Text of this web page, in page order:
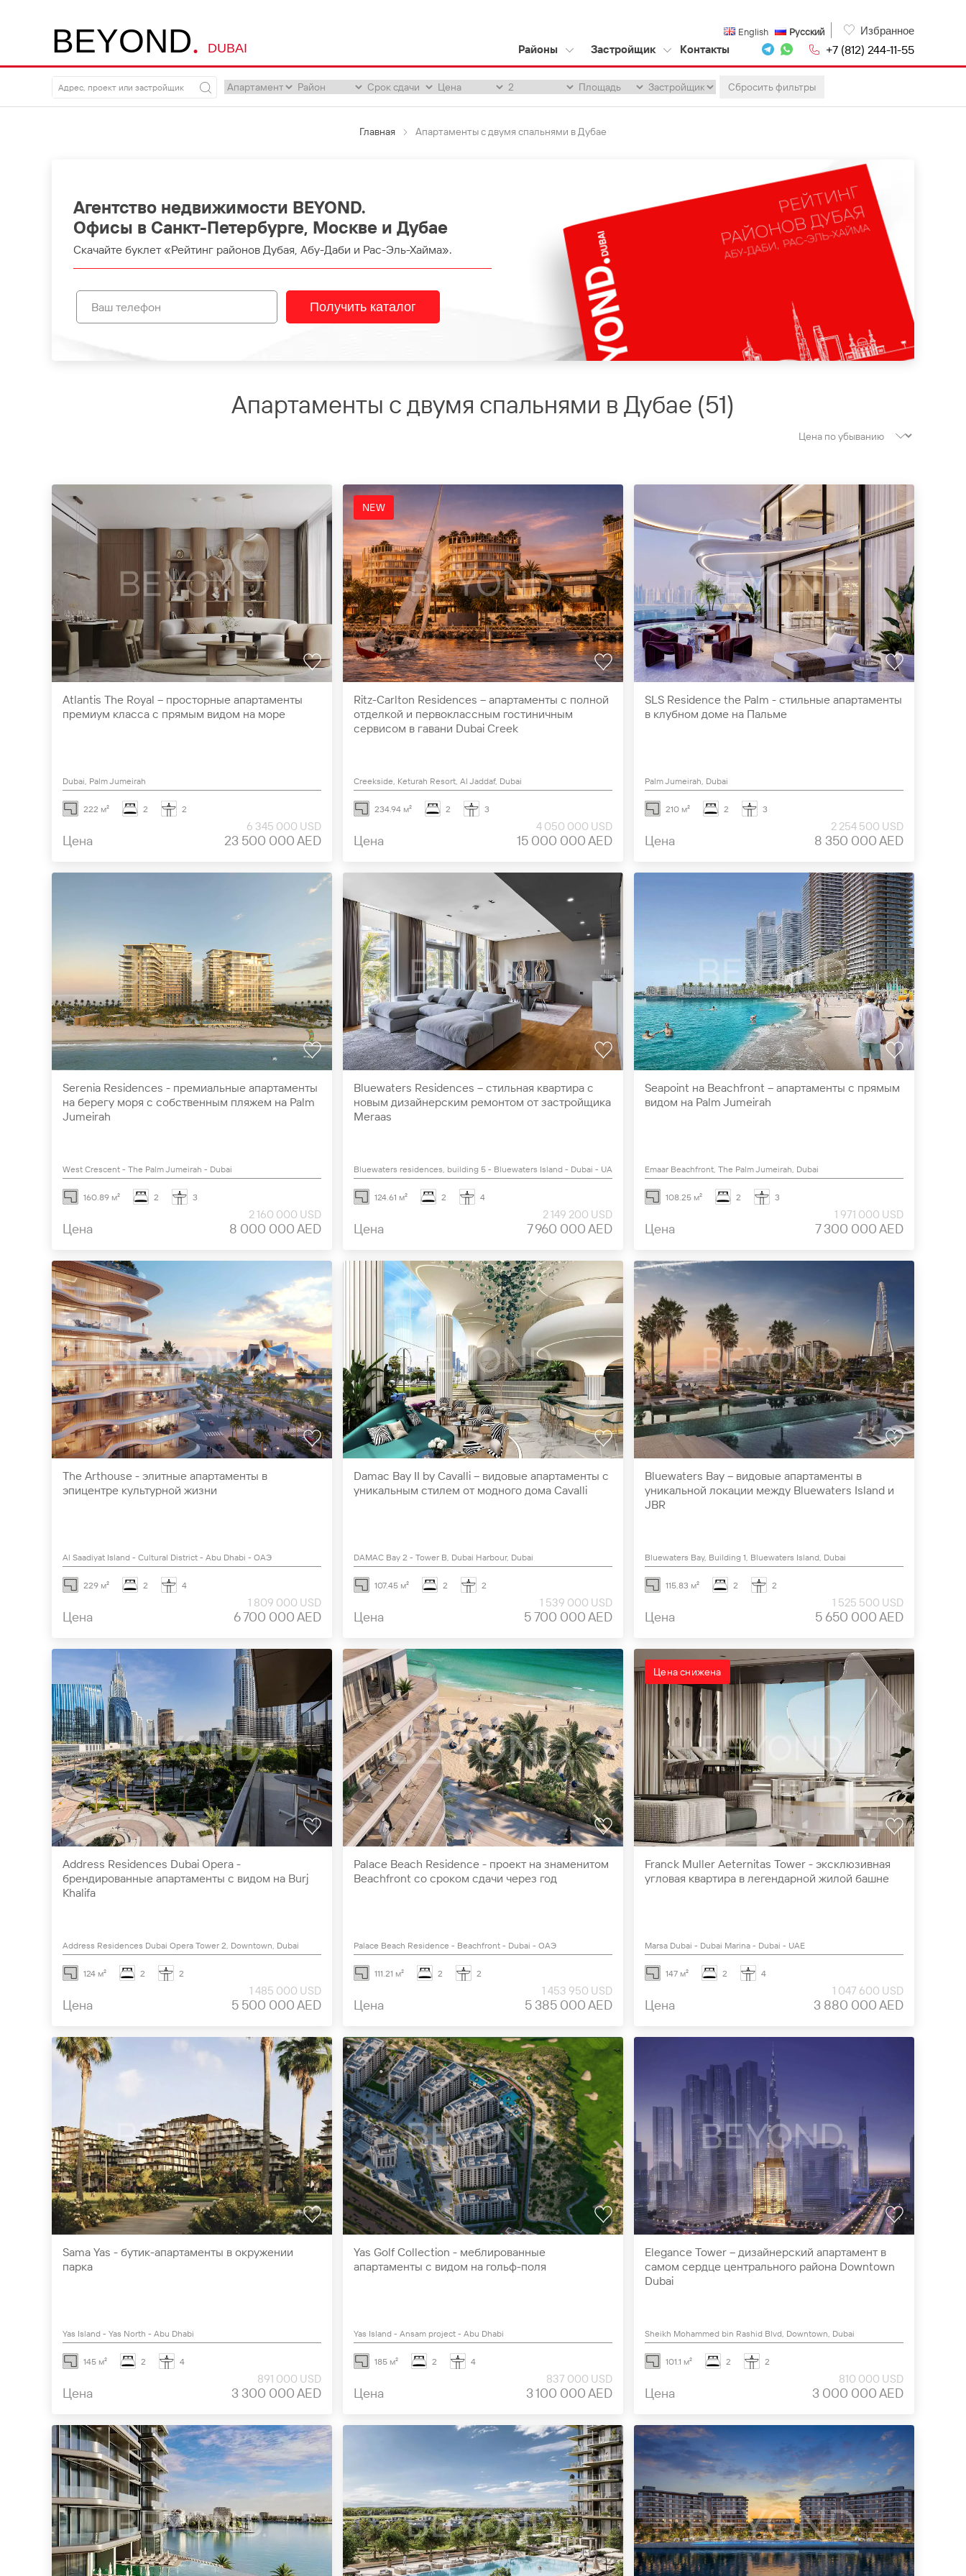
BEYOND. DUBAI
English Русский Избранное
Районы Застройщик Контакты +7 (812) 244-11-55
Сбросить фильтры
Главная Апартаменты с двумя спальнями в Дубае
Агентство недвижимости BEYOND.
Офисы в Санкт-Петербурге, Москве и Дубае
Скачайте буклет «Рейтинг районов Дубая, Абу-Даби и Рас-Эль-Хайма».
Получить каталог
Апартаменты с двумя спальнями в Дубае (51)
Atlantis The Royal – просторные апартаменты
премиум класса с прямым видом на море
Dubai, Palm Jumeirah
222 м² 2 2
Цена
6 345 000 USD
23 500 000 AED
NEW
Ritz-Carlton Residences – апартаменты с полной
отделкой и первоклассным гостиничным
сервисом в гавани Dubai Creek
Creekside, Keturah Resort, Al Jaddaf, Dubai
234.94 м² 2 3
Цена
4 050 000 USD
15 000 000 AED
SLS Residence the Palm - стильные апартаменты
в клубном доме на Пальме
Palm Jumeirah, Dubai
210 м² 2 3
Цена
2 254 500 USD
8 350 000 AED
Serenia Residences - премиальные апартаменты
на берегу моря с собственным пляжем на Palm
Jumeirah
West Crescent - The Palm Jumeirah - Dubai
160.89 м² 2 3
Цена
2 160 000 USD
8 000 000 AED
Bluewaters Residences – стильная квартира с
новым дизайнерским ремонтом от застройщика
Meraas
Bluewaters residences, building 5 - Bluewaters Island - Dubai - UAE
124.61 м² 2 4
Цена
2 149 200 USD
7 960 000 AED
Seapoint на Beachfront – апартаменты с прямым
видом на Palm Jumeirah
Emaar Beachfront, The Palm Jumeirah, Dubai
108.25 м² 2 3
Цена
1 971 000 USD
7 300 000 AED
The Arthouse - элитные апартаменты в
эпицентре культурной жизни
Al Saadiyat Island - Cultural District - Abu Dhabi - ОАЭ
229 м² 2 4
Цена
1 809 000 USD
6 700 000 AED
Damac Bay II by Cavalli – видовые апартаменты с
уникальным стилем от модного дома Cavalli
DAMAC Bay 2 - Tower B, Dubai Harbour, Dubai
107.45 м² 2 2
Цена
1 539 000 USD
5 700 000 AED
Bluewaters Bay – видовые апартаменты в
уникальной локации между Bluewaters Island и
JBR
Bluewaters Bay, Building 1, Bluewaters Island, Dubai
115.83 м² 2 2
Цена
1 525 500 USD
5 650 000 AED
Address Residences Dubai Opera -
брендированные апартаменты с видом на Burj
Khalifa
Address Residences Dubai Opera Tower 2, Downtown, Dubai
124 м² 2 2
Цена
1 485 000 USD
5 500 000 AED
Palace Beach Residence - проект на знаменитом
Beachfront со сроком сдачи через год
Palace Beach Residence - Beachfront - Dubai - ОАЭ
111.21 м² 2 2
Цена
1 453 950 USD
5 385 000 AED
Цена снижена
Franck Muller Aeternitas Tower - эксклюзивная
угловая квартира в легендарной жилой башне
Marsa Dubai - Dubai Marina - Dubai - UAE
147 м² 2 4
Цена
1 047 600 USD
3 880 000 AED
Sama Yas - бутик-апартаменты в окружении
парка
Yas Island - Yas North - Abu Dhabi
145 м² 2 4
Цена
891 000 USD
3 300 000 AED
Yas Golf Collection - меблированные
апартаменты с видом на гольф-поля
Yas Island - Ansam project - Abu Dhabi
185 м² 2 4
Цена
837 000 USD
3 100 000 AED
Elegance Tower – дизайнерский апартамент в
самом сердце центрального района Downtown
Dubai
Sheikh Mohammed bin Rashid Blvd, Downtown, Dubai
101.1 м² 2 2
Цена
810 000 USD
3 000 000 AED